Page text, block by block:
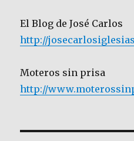
El Blog de José Carlos
http://
Moteros sin prisa
http://